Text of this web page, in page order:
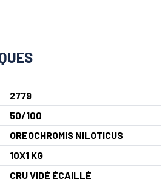
2779
50/100
OREOCHROMIS NILOTICUS
10X1 KG
CRU VIDÉ ÉCAILLÉ